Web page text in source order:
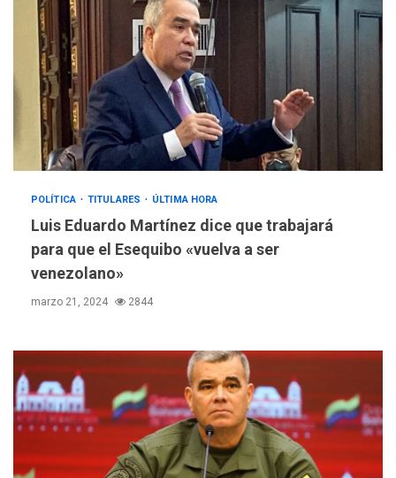
POLÍTICA TITULARES ÚLTIMA HORA
Luis Eduardo Martínez dice que trabajará
para que el Esequibo «vuelva a ser
venezolano»
marzo 21, 2024 2844
Mariño fortalece capacidad
operativa con flota
4
Reparan hundimiento de la
«Juan Bautista Arismendi» a
la altura de Macho Muerto
REGIONALES
TECNOLOGÍA
ÚLTIMA HORA